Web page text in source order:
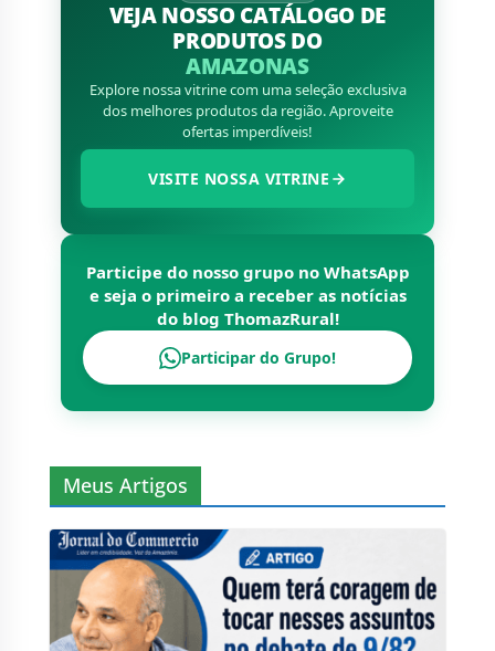
VEJA NOSSO CATÁLOGO DE
PRODUTOS DO
AMAZONAS
Explore nossa vitrine com uma seleção exclusiva
dos melhores produtos da região. Aproveite
ofertas imperdíveis!
VISITE NOSSA VITRINE
Participe do nosso grupo no WhatsApp
e seja o primeiro a receber as notícias
do blog ThomazRural!
Participar do Grupo!
Meus Artigos